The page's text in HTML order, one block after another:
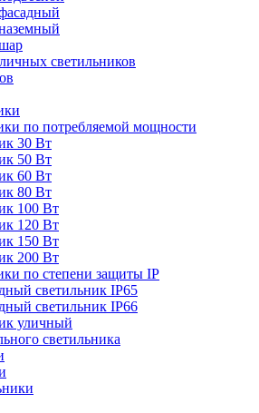
светильников
по потребляемой мощности
30 Вт
50 Вт
60 Вт
80 Вт
100 Вт
120 Вт
150 Вт
200 Вт
по степени защиты IP
светильник IP65
светильник IP66
уличный
светильника